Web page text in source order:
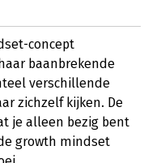
concept
baanbrekende
verschillende
zichzelf kijken. De
je alleen bezig bent
growth mindset